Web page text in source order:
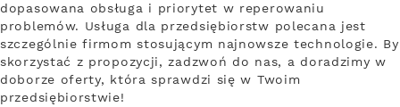
dopasowana obsługa i priorytet w reperowaniu
problemów. Usługa dla przedsiębiorstw polecana jest
szczególnie firmom stosującym najnowsze technologie. By
skorzystać z propozycji, zadzwoń do nas, a doradzimy w
doborze oferty, która sprawdzi się w Twoim
przedsiębiorstwie!